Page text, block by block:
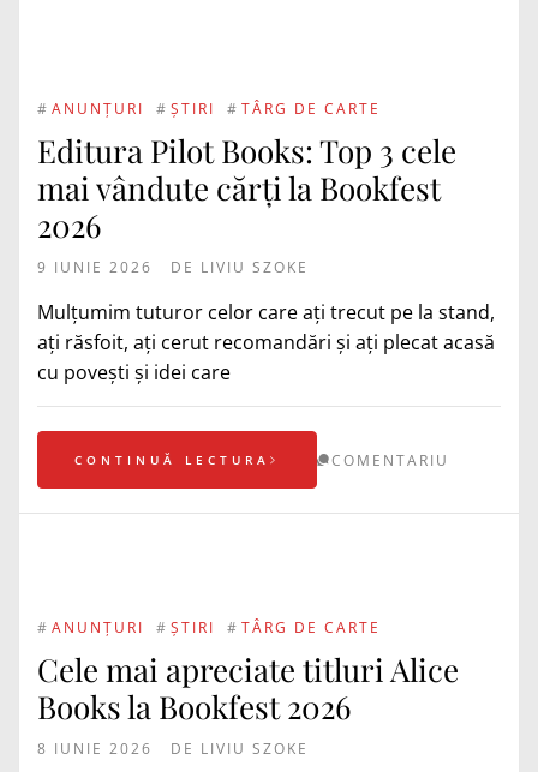
# ANUNȚURI # ȘTIRI # TÂRG DE CARTE
Editura Pilot Books: Top 3 cele
mai vândute cărți la Bookfest
2026
9 IUNIE 2026 DE LIVIU SZOKE
Mulțumim tuturor celor care ați trecut pe la stand,
ați răsfoit, ați cerut recomandări și ați plecat acasă
cu povești și idei care
CONTINUĂ LECTURA COMENTARIU
# ANUNȚURI # ȘTIRI # TÂRG DE CARTE
Cele mai apreciate titluri Alice
Books la Bookfest 2026
8 IUNIE 2026 DE LIVIU SZOKE